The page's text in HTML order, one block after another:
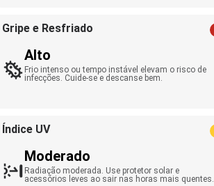
Gripe e Resfriado
Alto
Frio intenso ou tempo instável elevam o risco de
infecções. Cuide-se e descanse bem.
Índice UV
Moderado
Radiação moderada. Use protetor solar e
acessórios leves ao sair nas horas mais quentes.